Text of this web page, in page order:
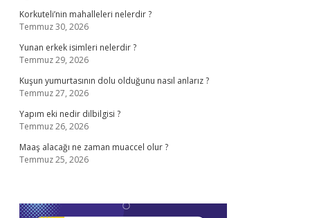
Korkuteli’nin mahalleleri nelerdir ?
Temmuz 30, 2026
Yunan erkek isimleri nelerdir ?
Temmuz 29, 2026
Kuşun yumurtasının dolu olduğunu nasıl anlarız ?
Temmuz 27, 2026
Yapım eki nedir dilbilgisi ?
Temmuz 26, 2026
Maaş alacağı ne zaman muaccel olur ?
Temmuz 25, 2026